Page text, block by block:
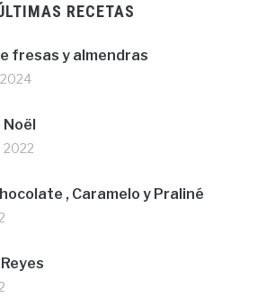
RECETAS
fresas y almendras
Noël
2022
, Caramelo y Praliné